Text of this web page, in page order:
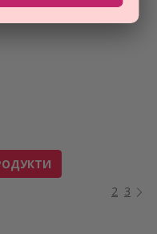
2 3